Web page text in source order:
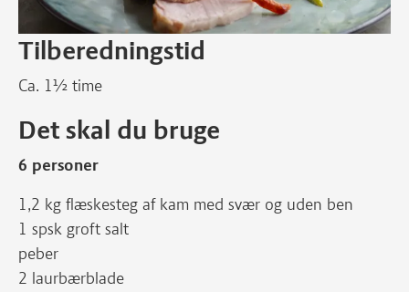
Tilberedningstid
Ca. 1½ time
Det skal du bruge
6 personer
1,2 kg flæskesteg af kam med svær og uden ben
1 spsk groft salt
peber
2 laurbærblade